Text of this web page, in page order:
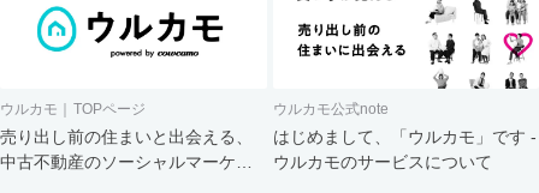
ウルカモ｜TOPページ
売り出し前の住まいと出会える、
中古不動産のソーシャルマーケッ
ウルカモ公式note
はじめまして、「ウルカモ」です -
ウルカモのサービスについて